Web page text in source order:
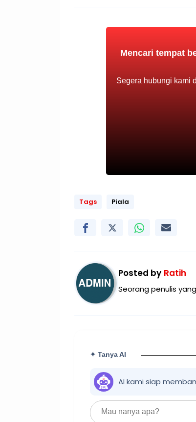
Mencari tempat
Segera hubungi kami
Tags Piala
Posted by Ratih
Seorang penulis
✦ Tanya AI
AI kami siap